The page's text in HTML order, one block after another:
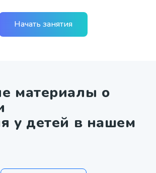
Начать занятия
материалы о
у детей в нашем